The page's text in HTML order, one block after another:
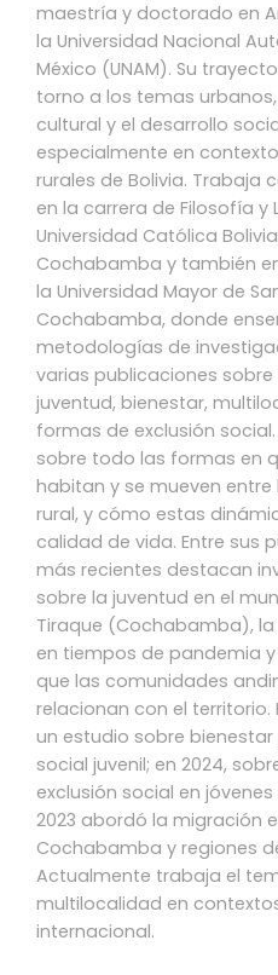
maestría y doctorado en
la Universidad Nacional
México (UNAM). Su
torno a los temas
cultural y el desarrollo
especialmente en
rurales de Bolivia. Trabaja
en la carrera de Filosofía y
Universidad Católica
Cochabamba y también
la Universidad Mayor de
Cochabamba, donde
metodologías de
varias publicaciones
juventud, bienestar,
formas de exclusión
sobre todo las formas en
habitan y se mueven entre
rural, y cómo estas
calidad de vida. Entre sus
más recientes destacan
sobre la juventud en el
Tiraque (Cochabamba),
en tiempos de pandemia
que las comunidades
relacionan con el territorio.
un estudio sobre
social juvenil; en 2024,
exclusión social en jóvenes
2023 abordó la migración
Cochabamba y regiones
Actualmente trabaja el
multilocalidad en
internacional.